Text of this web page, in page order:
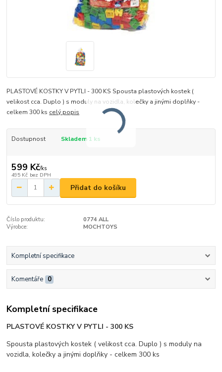
PLASTOVÉ KOSTKY V PYTLI - 300 KS Spousta plastových kostek (
velikost cca. Duplo ) s moduly na vozidla, kolečky a jinými doplňky -
celkem 300 ks celý popis
Dostupnost Skladem 1 ks
599 Kč/ks
495 Kč bez DPH
Přidat do košíku
Číslo produktu:
0774 ALL
Výrobce:
MOCHTOYS
Kompletní specifikace
Komentáře 0
Kompletní specifikace
PLASTOVÉ KOSTKY V PYTLI - 300 KS
Spousta plastových kostek ( velikost cca. Duplo ) s moduly na
vozidla, kolečky a jinými doplňky - celkem 300 ks